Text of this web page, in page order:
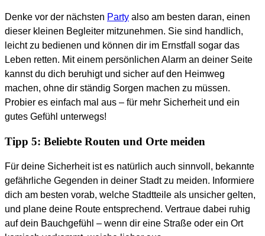
Denke vor der nächsten Party also am besten daran, einen
dieser kleinen Begleiter mitzunehmen. Sie sind handlich,
leicht zu bedienen und können dir im Ernstfall sogar das
Leben retten. Mit einem persönlichen Alarm an deiner Seite
kannst du dich beruhigt und sicher auf den Heimweg
machen, ohne dir ständig Sorgen machen zu müssen.
Probier es einfach mal aus – für mehr Sicherheit und ein
gutes Gefühl unterwegs!
Tipp 5: Beliebte Routen und Orte meiden
Für deine Sicherheit ist es natürlich auch sinnvoll, bekannte
gefährliche Gegenden in deiner Stadt zu meiden. Informiere
dich am besten vorab, welche Stadtteile als unsicher gelten,
und plane deine Route entsprechend. Vertraue dabei ruhig
auf dein Bauchgefühl – wenn dir eine Straße oder ein Ort